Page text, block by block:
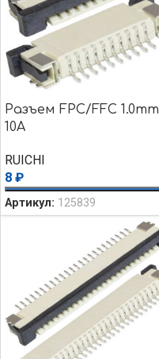
Разъем FPC/FFC 1.0mm
10A
RUICHI
8 ₽
Артикул: 125839